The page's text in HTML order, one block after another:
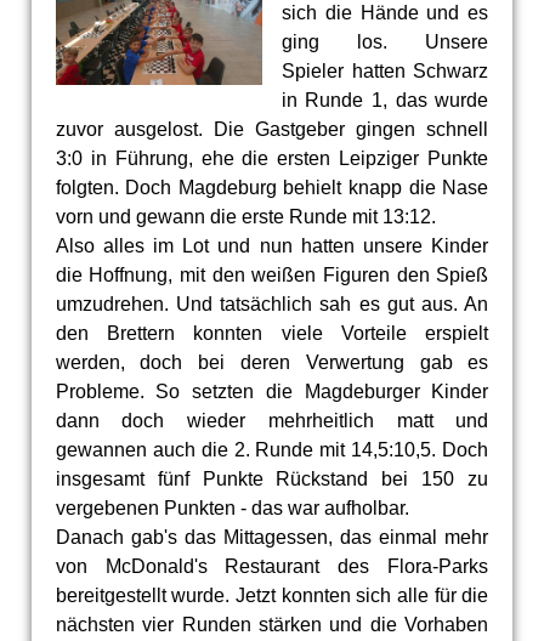
sich die Hände und es
ging los. Unsere
Spieler hatten Schwarz
in Runde 1, das wurde
zuvor ausgelost. Die Gastgeber gingen schnell
3:0 in Führung, ehe die ersten Leipziger Punkte
folgten. Doch Magdeburg behielt knapp die Nase
vorn und gewann die erste Runde mit 13:12.
Also alles im Lot und nun hatten unsere Kinder
die Hoffnung, mit den weißen Figuren den Spieß
umzudrehen. Und tatsächlich sah es gut aus. An
den Brettern konnten viele Vorteile erspielt
werden, doch bei deren Verwertung gab es
Probleme. So setzten die Magdeburger Kinder
dann doch wieder mehrheitlich matt und
gewannen auch die 2. Runde mit 14,5:10,5. Doch
insgesamt fünf Punkte Rückstand bei 150 zu
vergebenen Punkten - das war aufholbar.
Danach gab's das Mittagessen, das einmal mehr
von McDonald's Restaurant des Flora-Parks
bereitgestellt wurde. Jetzt konnten sich alle für die
nächsten vier Runden stärken und die Vorhaben